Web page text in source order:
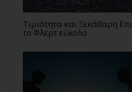
Τιμιότητα και Ξεκάθαρη
το Φλερτ εύκολο